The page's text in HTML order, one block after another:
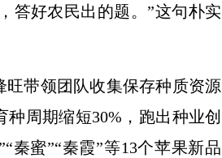
答好农民出的题。”这句朴实
带领团队收集保存种质资源
周期缩短30%，跑出种业创
秦蜜”“秦霞”等13个苹果新品
校党委书记黄思光在榆林延安调研